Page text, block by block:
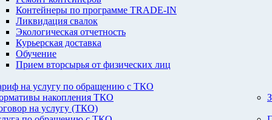
Контейнеры по программе TRADE-IN
Ликвидация свалок
Экологическая отчетность
Курьерская доставка
Обучение
Прием вторсырья от физических лиц
на услугу по обращению с ТКО
накопления ТКО
на услугу (ТКО)